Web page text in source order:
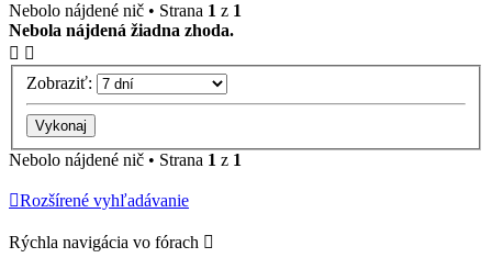
Nebolo nájdené nič • Strana 1 z 1
Nebola nájdená žiadna zhoda.
Zobraziť:
Nebolo nájdené nič • Strana 1 z 1
Rozšírené vyhľadávanie
Rýchla navigácia vo fórach